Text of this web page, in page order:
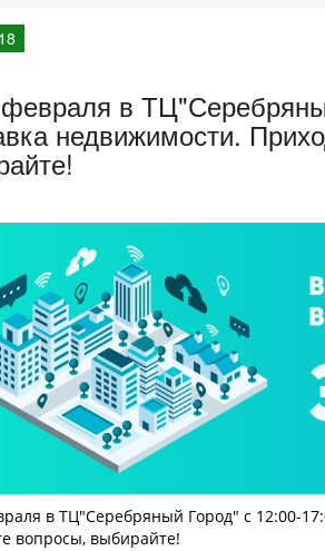
февраля в
недвижимости.
в ТЦ"Серебряный Город" с 12:00-
вопросы, выбирайте!